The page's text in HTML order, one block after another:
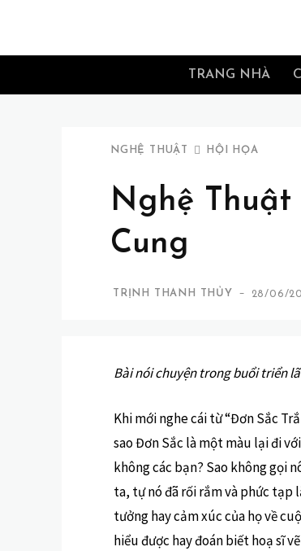
TRANG NHÀ
NGHỆ THUẬT HỘI HỌA
Nghệ
Cung
TRỊNH THANH THỦY - 28/06/
Bài nói chuyện trong buổi triển
Khi mới nghe cái từ “Đơn Sắc
sao Đơn Sắc là một màu lại đi
không các bạn? Sao không gọi
ta, tự nó đã rối rắm và phức tạp
tưởng hay cảm xúc của họ về
hiểu được hay đoán biết hoạ sĩ